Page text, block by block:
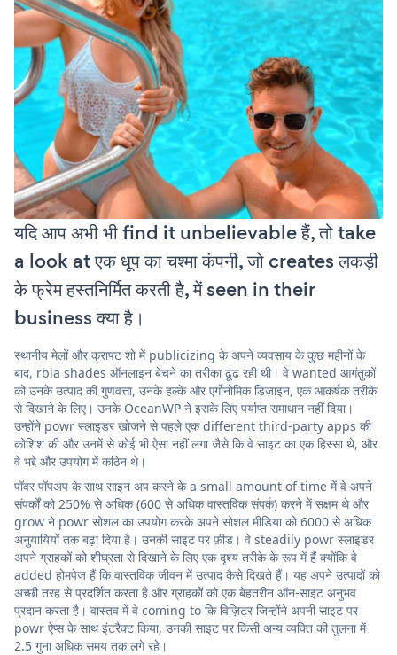
यदि आप अभी भी find it unbelievable हैं, तो take
a look at एक धूप का चश्मा कंपनी, जो creates लकड़ी
के फ्रेम हस्तनिर्मित करती है, में seen in their
business क्या है।
स्थानीय मेलों और क्राफ्ट शो में publicizing के अपने व्यवसाय के कुछ महीनों के
बाद, rbia shades ऑनलाइन बेचने का तरीका ढूंढ रही थी। वे wanted आगंतुकों
को उनके उत्पाद की गुणवत्ता, उनके हल्के और एर्गोनोमिक डिज़ाइन, एक आकर्षक तरीके
से दिखाने के लिए। उनके OceanWP ने इसके लिए पर्याप्त समाधान नहीं दिया।
उन्होंने powr स्लाइडर खोजने से पहले एक different third-party apps की
कोशिश की और उनमें से कोई भी ऐसा नहीं लगा जैसे कि वे साइट का एक हिस्सा थे, और
वे भद्दे और उपयोग में कठिन थे।
पॉवर पॉपअप के साथ साइन अप करने के a small amount of time में वे अपने
संपर्कों को 250% से अधिक (600 से अधिक वास्तविक संपर्क) करने में सक्षम थे और
grow ने powr सोशल का उपयोग करके अपने सोशल मीडिया को 6000 से अधिक
अनुयायियों तक बढ़ा दिया है। उनकी साइट पर फ़ीड। वे steadily powr स्लाइडर
अपने ग्राहकों को शीघ्रता से दिखाने के लिए एक दृश्य तरीके के रूप में हैं क्योंकि वे
added होमपेज हैं कि वास्तविक जीवन में उत्पाद कैसे दिखते हैं। यह अपने उत्पादों को
अच्छी तरह से प्रदर्शित करता है और ग्राहकों को एक बेहतरीन ऑन-साइट अनुभव
प्रदान करता है। वास्तव में वे coming to कि विज़िटर जिन्होंने अपनी साइट पर
powr ऐप्स के साथ इंटरैक्ट किया, उनकी साइट पर किसी अन्य व्यक्ति की तुलना में
2.5 गुना अधिक समय तक लगे रहे।